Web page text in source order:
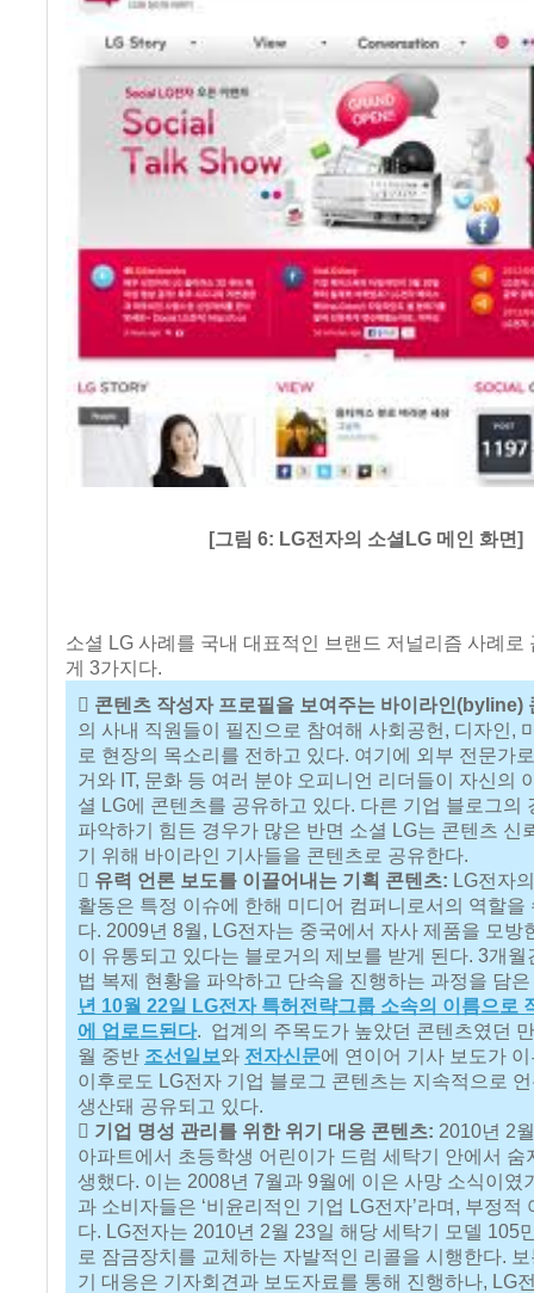
[그림 6: LG전자의 소셜LG 메인 화면]
소셜 LG 사례를 국내 대표적인 브랜드 저널리즘 사례로
게 3가지다.
 콘텐츠 작성자 프로필을 보여주는 바이라인(byline)
의 사내 직원들이 필진으로 참여해 사회공헌, 디자인,
로 현장의 목소리를 전하고 있다. 여기에 외부 전문가
거와 IT, 문화 등 여러 분야 오피니언 리더들이 자신의
셜 LG에 콘텐츠를 공유하고 있다. 다른 기업 블로그의
파악하기 힘든 경우가 많은 반면 소셜 LG는 콘텐츠 신
기 위해 바이라인 기사들을 콘텐츠로 공유한다.
 유력 언론 보도를 이끌어내는 기획 콘텐츠: LG전자
활동은 특정 이슈에 한해 미디어 컴퍼니로서의 역할을
다. 2009년 8월, LG전자는 중국에서 자사 제품을 모방
이 유통되고 있다는 블로거의 제보를 받게 된다. 3개월
법 복제 현황을 파악하고 단속을 진행하는 과정을 담
년 10월 22일 LG전자 특허전략그룹 소속의 이름으로
에 업로드된다. 업계의 주목도가 높았던 콘텐츠였던
월 중반 조선일보와 전자신문에 연이어 기사 보도가
이후로도 LG전자 기업 블로그 콘텐츠는 지속적으로
생산돼 공유되고 있다.
 기업 명성 관리를 위한 위기 대응 콘텐츠: 2010년 2
아파트에서 초등학생 어린이가 드럼 세탁기 안에서 숨
생했다. 이는 2008년 7월과 9월에 이은 사망 소식이였
과 소비자들은 ‘비윤리적인 기업 LG전자’라며, 부정적
다. LG전자는 2010년 2월 23일 해당 세탁기 모델 105
로 잠금장치를 교체하는 자발적인 리콜을 시행한다.
기 대응은 기자회견과 보도자료를 통해 진행하나, LG